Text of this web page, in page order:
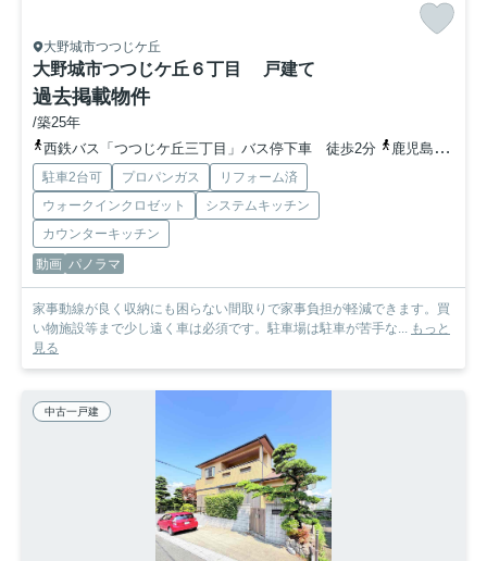
大野城市つつじケ丘
大野城市つつじケ丘６丁目 戸建て
過去掲載物件
/築25年
西鉄バス「つつじケ丘三丁目」バス停下車 徒歩2分
鹿児島本線「水城」駅 徒歩49分
駐車2台可 プロパンガス
リフォーム済
ウォークインクロゼット
システムキッチン
カウンターキッチン
動画 パノラマ
家事動線が良く収納にも困らない間取りで家事負担が軽減できます。買
い物施設等まで少し遠く車は必須です。駐車場は駐車が苦手な... もっと
見る
中古一戸建